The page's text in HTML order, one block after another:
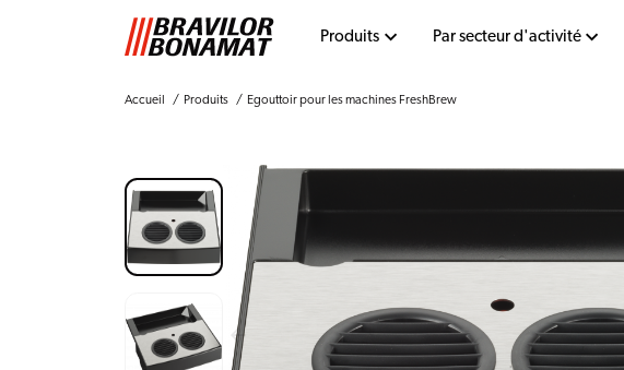
Produits Par secteur d'activité
Accueil Produits Egouttoir pour les machines FreshBrew